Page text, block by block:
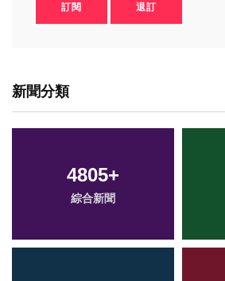
訂閱 退訂
新聞分類
4805+
綜合新聞